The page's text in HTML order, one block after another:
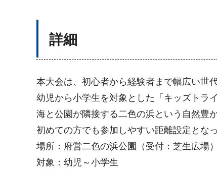
詳細
本大会は、初心者から経験者まで幅広い世
幼児から小学生を対象とした「キッズトラ
海と公園が隣接する二色の浜という自然豊
初めての方でも参加しやすい距離設定とな
場所：府営二色の浜公園（受付：芝生広場）
対象：幼児～小学生